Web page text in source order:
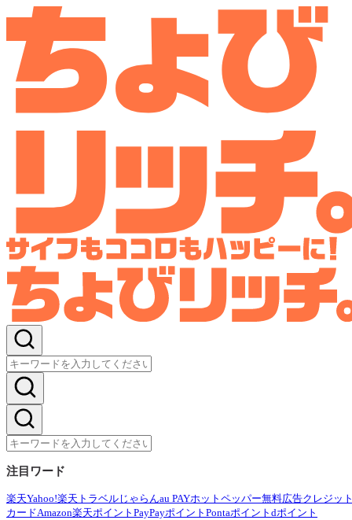
注目ワード
楽天Yahoo!楽天トラベル じゃらんau PAYホットペッパー無料広告クレジッ
カードAmazon楽天ポイント PayPayポイント Pontaポイント dポイント